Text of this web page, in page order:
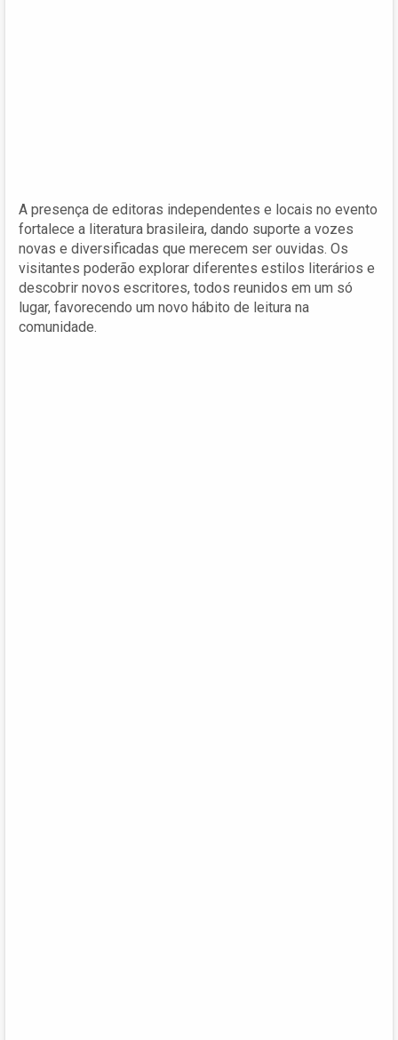
A presença de editoras independentes e locais no evento
fortalece a literatura brasileira, dando suporte a vozes
novas e diversificadas que merecem ser ouvidas. Os
visitantes poderão explorar diferentes estilos literários e
descobrir novos escritores, todos reunidos em um só
lugar, favorecendo um novo hábito de leitura na
comunidade.